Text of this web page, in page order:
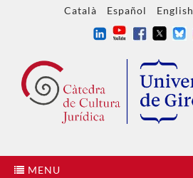
Català Español English
MENU